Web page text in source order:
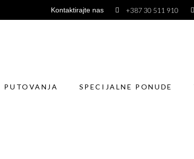
Kontaktirajte nas +387 30 511 910
SPECIJALNE PONUDE